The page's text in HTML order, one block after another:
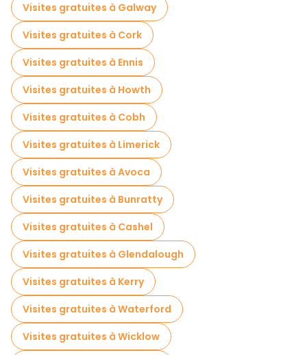
Visites gratuites à Galway
Visites gratuites à Cork
Visites gratuites à Ennis
Visites gratuites à Howth
Visites gratuites à Cobh
Visites gratuites à Limerick
Visites gratuites à Avoca
Visites gratuites à Bunratty
Visites gratuites à Cashel
Visites gratuites à Glendalough
Visites gratuites à Kerry
Visites gratuites à Waterford
Visites gratuites à Wicklow